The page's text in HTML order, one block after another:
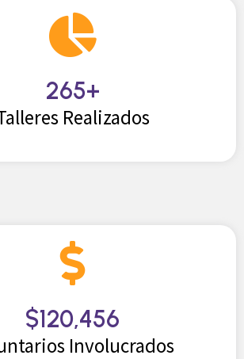
265+
Realizados
$120,456
Involucrados